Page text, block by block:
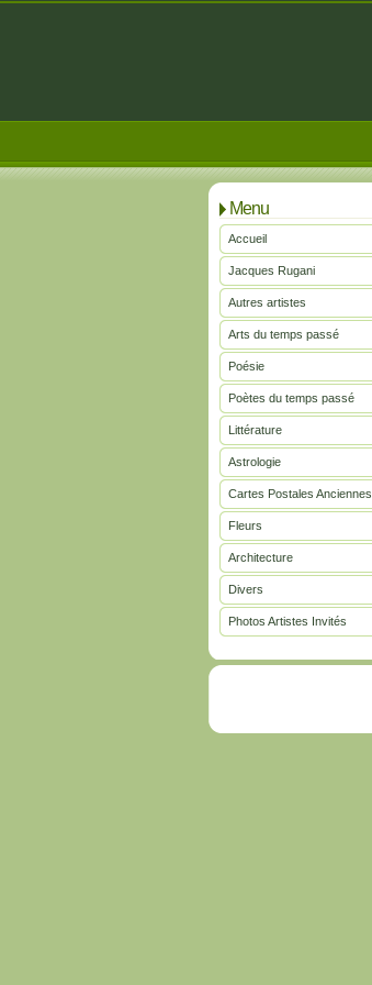
Menu
Accueil
Jacques Rugani
Autres artistes
Arts du temps passé
Poésie
Poètes du temps passé
Littérature
Astrologie
Cartes Postales Anciennes
Fleurs
Architecture
Divers
Photos Artistes Invités